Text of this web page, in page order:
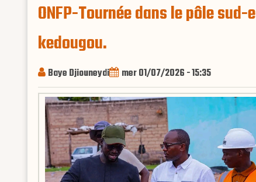
ONFP-Tournée dans le pôle
kedougou.
Baye Djiouneydi mer 01/07/2026 - 15:35